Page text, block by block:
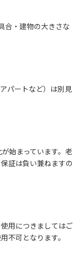
合・建物の大きさな
パートなど）は別見
始まっています。老
証は負い兼ねますの
用につきましてはご
不可となります。